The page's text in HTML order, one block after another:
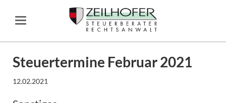
Steuertermine Februar 2021
12.02.2021